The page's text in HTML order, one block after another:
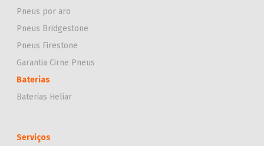
Pneus por aro
Pneus Bridgestone
Pneus Firestone
Garantia Cirne Pneus
Baterias
Baterias Heliar
Serviços